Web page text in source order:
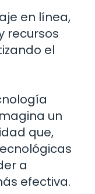
en línea,
recursos
el
un
que,
a
efectiva.